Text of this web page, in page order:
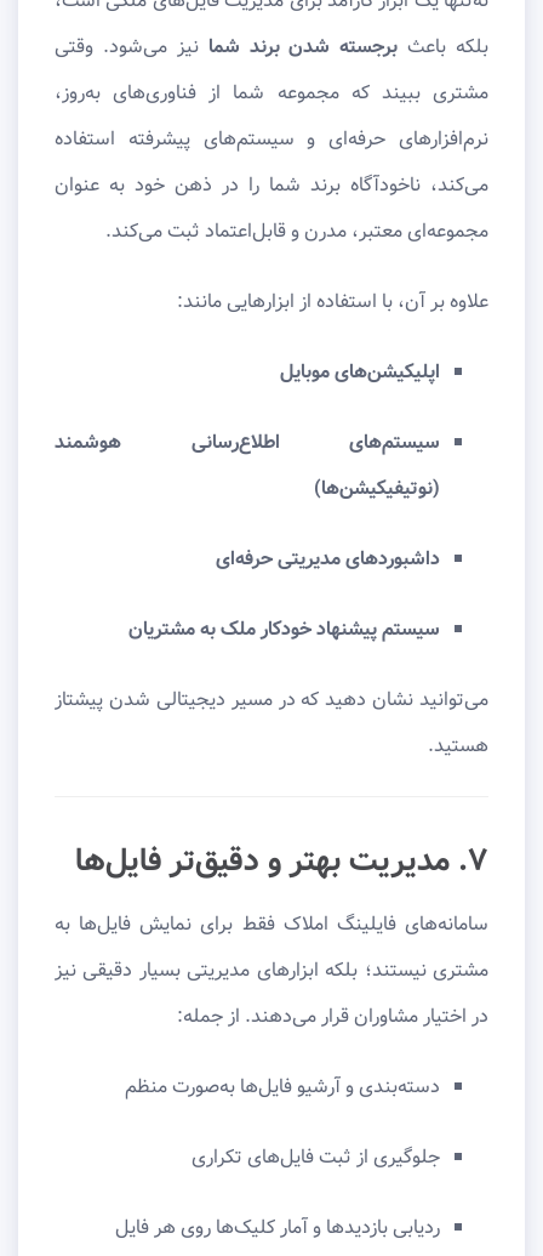
بلکه باعث برجسته شدن برند شما نیز می‌شود. وقتی
مشتری ببیند که مجموعه شما از فناوری‌های به‌روز،
نرم‌افزارهای حرفه‌ای و سیستم‌های پیشرفته استفاده
می‌کند، ناخودآگاه برند شما را در ذهن خود به عنوان
مجموعه‌ای معتبر، مدرن و قابل‌اعتماد ثبت می‌کند.
علاوه بر آن، با استفاده از ابزارهایی مانند:
اپلیکیشن‌های موبایل
سیستم‌های اطلاع‌رسانی هوشمند
(نوتیفیکیشن‌ها)
داشبوردهای مدیریتی حرفه‌ای
سیستم پیشنهاد خودکار ملک به مشتریان
می‌توانید نشان دهید که در مسیر دیجیتالی شدن پیشتاز
هستید.
۷. مدیریت بهتر و دقیق‌تر فایل‌ها
سامانه‌های فایلینگ املاک فقط برای نمایش فایل‌ها به
مشتری نیستند؛ بلکه ابزارهای مدیریتی بسیار دقیقی نیز
در اختیار مشاوران قرار می‌دهند. از جمله:
دسته‌بندی و آرشیو فایل‌ها به‌صورت منظم
جلوگیری از ثبت فایل‌های تکراری
ردیابی بازدیدها و آمار کلیک‌ها روی هر فایل